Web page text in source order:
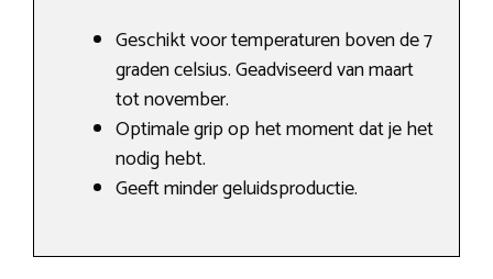
Geschikt voor temperaturen boven de 7
graden celsius. Geadviseerd van maart
tot november.
Optimale grip op het moment dat je het
nodig hebt.
Geeft minder geluidsproductie.